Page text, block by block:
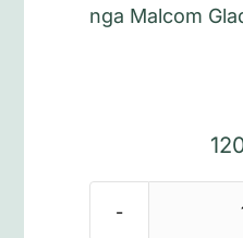
nga Malcom